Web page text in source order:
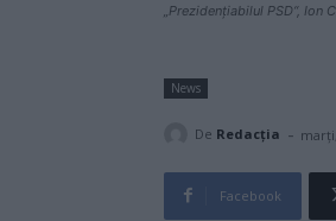
„Prezidențiabilul PSD“,
News
De Redacţia -
Facebook